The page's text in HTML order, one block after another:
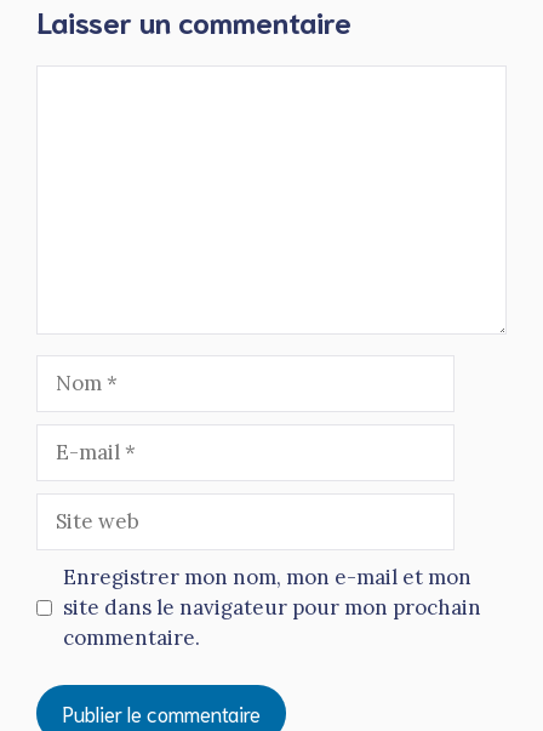
Laisser un commentaire
mail
web
Enregistrer mon nom, mon e-mail et mon
site dans le navigateur pour mon prochain
commentaire.